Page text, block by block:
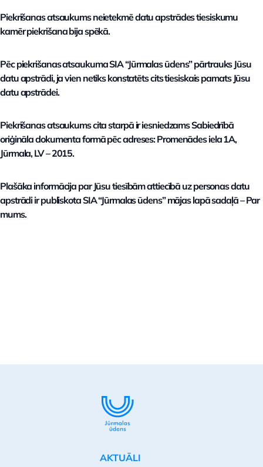
Piekrišanas atsaukums neietekmē datu apstrādes tiesiskumu
kamēr piekrišana bija spēkā.
Pēc piekrišanas atsaukuma SIA “Jūrmalas ūdens” pārtrauks Jūsu
datu apstrādi, ja vien netiks konstatēts cits tiesiskais pamats Jūsu
datu apstrādei.
Piekrišanas atsaukums cita starpā ir iesniedzams Sabiedrībā
oriģināla dokumenta formā pēc adreses: Promenādes iela 1A,
Jūrmala, LV – 2015.
Plašāka informācija par Jūsu tiesībām attiecībā uz personas datu
apstrādi ir publiskota SIA “Jūrmalas ūdens” mājas lapā sadaļā – Par
mums.
AKTUĀLI